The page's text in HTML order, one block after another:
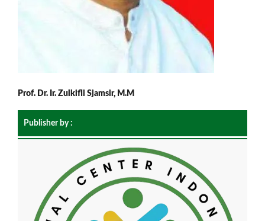
Prof. Dr. Ir. Zulkifli Sjamsir, M.M
Publisher by :